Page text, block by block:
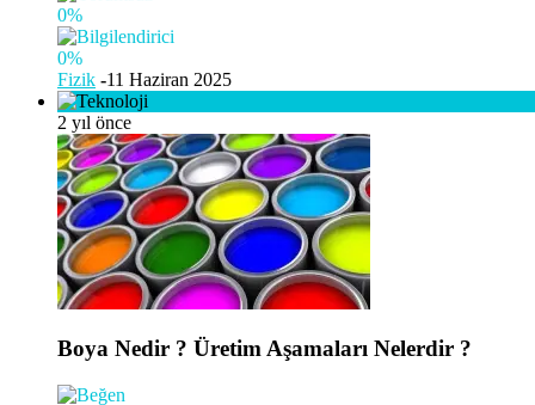
0%
0%
Fizik -11 Haziran 2025
2 yıl önce
Boya Nedir ? Üretim Aşamaları Nelerdir ?